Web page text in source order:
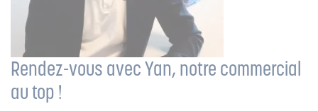
Rendez-vous avec Yan, notre commercial
au top !